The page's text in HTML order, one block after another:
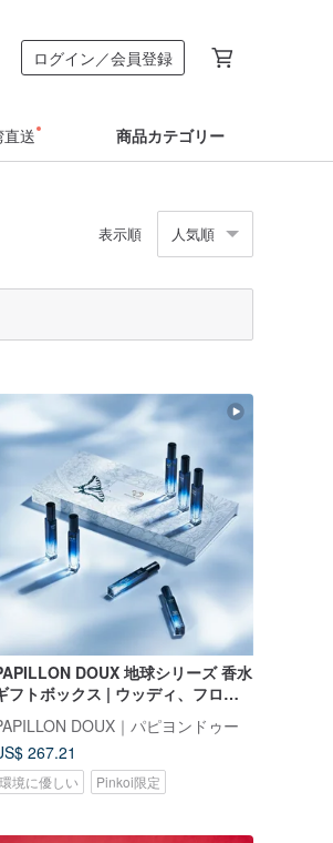
ログイン／会員登録
直送 商品カテゴリー
表示順 人気順
DOUX 地球シリーズ 香水
フトボックス | ウッディ、フロー
DOUX｜パピヨンドゥー
267.21
環境に優しい Pinkoi限定